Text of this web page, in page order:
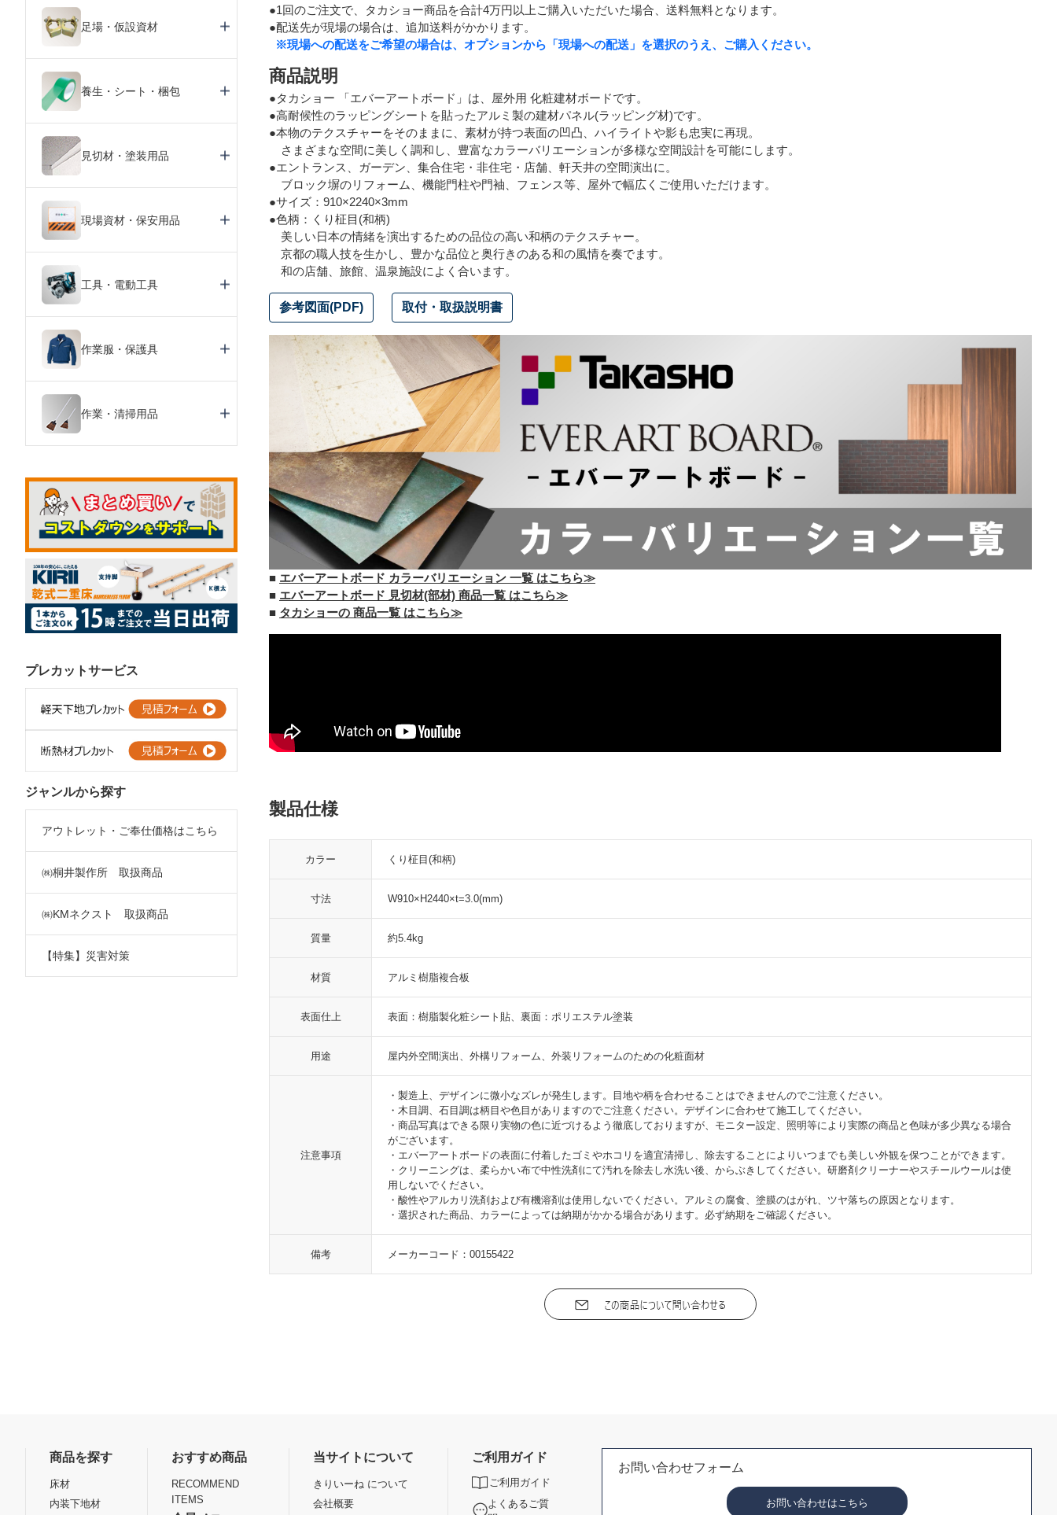
●1回のご注文で、タカショー商品を合計4万円以上ご購入いただいた場合、送料無料となります。
●配送先が現場の場合は、追加送料がかかります。
※現場への配送をご希望の場合は、オプションから「現場への配送」を選択のうえ、ご購入ください。
商品説明
●タカショー 「エバーアートボード」は、屋外用 化粧建材ボードです。
●高耐候性のラッピングシートを貼ったアルミ製の建材パネル(ラッピング材)です。
●本物のテクスチャーをそのままに、素材が持つ表面の凹凸、ハイライトや影も忠実に再現。
さまざまな空間に美しく調和し、豊富なカラーバリエーションが多様な空間設計を可能にします。
●エントランス、ガーデン、集合住宅・非住宅・店舗、軒天井の空間演出に。
ブロック塀のリフォーム、機能門柱や門袖、フェンス等、屋外で幅広くご使用いただけます。
●サイズ：910×2240×3mm
●色柄：くり柾目(和柄)
美しい日本の情緒を演出するための品位の高い和柄のテクスチャー。
京都の職人技を生かし、豊かな品位と奥行きのある和の風情を奏でます。
和の店舗、旅館、温泉施設によく合います。
参考図面(PDF) 取付・取扱説明書
■ エバーアートボード カラーバリエーション 一覧 はこちら≫
■ エバーアートボード 見切材(部材) 商品一覧 はこちら≫
■ タカショーの 商品一覧 はこちら≫
製品仕様
カラー くり柾目(和柄)
寸法 W910×H2440×t=3.0(mm)
質量 約5.4kg
材質 アルミ樹脂複合板
表面仕上 表面：樹脂製化粧シート貼、裏面：ポリエステル塗装
用途 屋内外空間演出、外構リフォーム、外装リフォームのための化粧面材
注意事項
・製造上、デザインに微小なズレが発生します。目地や柄を合わせることはできませんのでご注意ください。
・木目調、石目調は柄目や色目がありますのでご注意ください。デザインに合わせて施工してください。
・商品写真はできる限り実物の色に近づけるよう徹底しておりますが、モニター設定、照明等により実際の商品と色味が多少異なる場合
がございます。
・エバーアートボードの表面に付着したゴミやホコリを適宜清掃し、除去することによりいつまでも美しい外観を保つことができます。
・クリーニングは、柔らかい布で中性洗剤にて汚れを除去し水洗い後、からぶきしてください。研磨剤クリーナーやスチールウールは使
用しないでください。
・酸性やアルカリ洗剤および有機溶剤は使用しないでください。アルミの腐食、塗膜のはがれ、ツヤ落ちの原因となります。
・選択された商品、カラーによっては納期がかかる場合があります。必ず納期をご確認ください。
備考 メーカーコード：00155422
足場・仮設資材
養生・シート・梱包
見切材・塗装用品
現場資材・保安用品
工具・電動工具
作業服・保護具
作業・清掃用品
プレカットサービス
ジャンルから探す
アウトレット・ご奉仕価格はこちら
㈱桐井製作所 取扱商品
㈱KMネクスト 取扱商品
【特集】災害対策
商品を探す
床材
内装下地材
おすすめ商品
RECOMMEND
ITEMS
当サイトについて
きりいーね について
会社概要
ご利用ガイド
ご利用ガイド
よくあるご質
お問い合わせフォーム
お問い合わせはこちら